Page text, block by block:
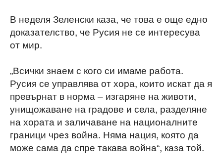
В неделя Зеленски каза, че това е още едно
доказателство, че Русия не се интересува
от мир.
„Всички знаем с кого си имаме работа.
Русия се управлява от хора, които искат да я
превърнат в норма – изгаряне на животи,
унищожаване на градове и села, разделяне
на хората и заличаване на националните
граници чрез война. Няма нация, която да
може сама да спре такава война“, каза той.